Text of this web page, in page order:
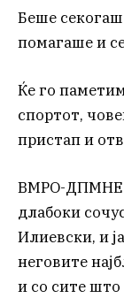
Беше
помагаше и
Ќе го
спортот,
пристап и
ВМРО-ДПМНЕ
длабоки
Илиевски, и
неговите
и со сите што